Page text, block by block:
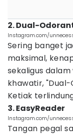
2. Dual-
Instagram.com/
Sering banget
maksimal,
sekaligus
khawatir,
Ketiak
3. EasyReader
Instagram.com/
Tangan pegal